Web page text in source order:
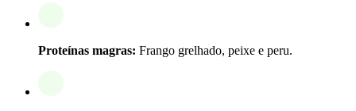
Proteínas magras: Frango grelhado, peixe e peru.